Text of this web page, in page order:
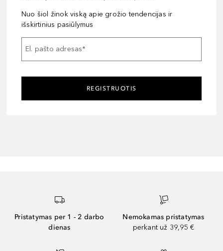
Nuo šiol žinok viską apie grožio tendencijas ir
išskirtinius pasiūlymus
El. pašto adresas*
REGISTRUOTIS
Pristatymas per 1 - 2 darbo
dienas
Nemokamas pristatymas
perkant už 39,95 €